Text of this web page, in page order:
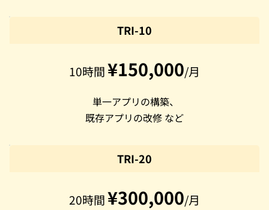
TRI-10
10時間 ¥150,000/月
単一アプリの構築、
既存アプリの改修 など
TRI-20
20時間 ¥300,000/月